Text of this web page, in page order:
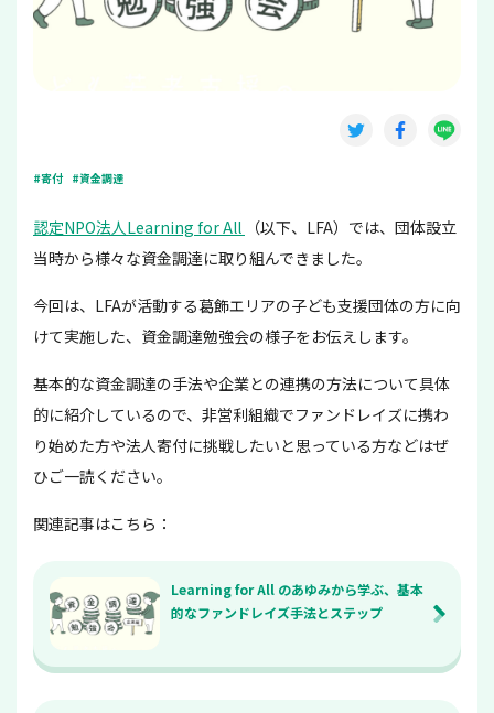
#寄付 #資金調達
認定NPO法人Learning for All
（以下、LFA）では、団体設立
当時から様々な資金調達に取り組んできました。
今回は、LFAが活動する葛飾エリアの子ども支援団体の方に向
けて実施した、資金調達勉強会の様子をお伝えします。
基本的な資金調達の手法や企業との連携の方法について具体
的に紹介しているので、非営利組織でファンドレイズに携わ
り始めた方や法人寄付に挑戦したいと思っている方などはぜ
ひご一読ください。
関連記事はこちら：
Learning for All のあゆみから学ぶ、基本
的なファンドレイズ手法とステップ